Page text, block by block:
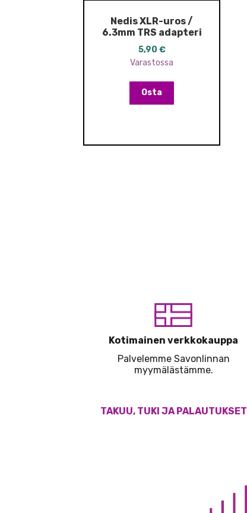
Nedis XLR-uros /
6.3mm TRS adapteri
5,90 €
Varastossa
Osta
Kotimainen verkkokauppa
Palvelemme Savonlinnan
myymälästämme.
TAKUU, TUKI JA PALAUTUKSET